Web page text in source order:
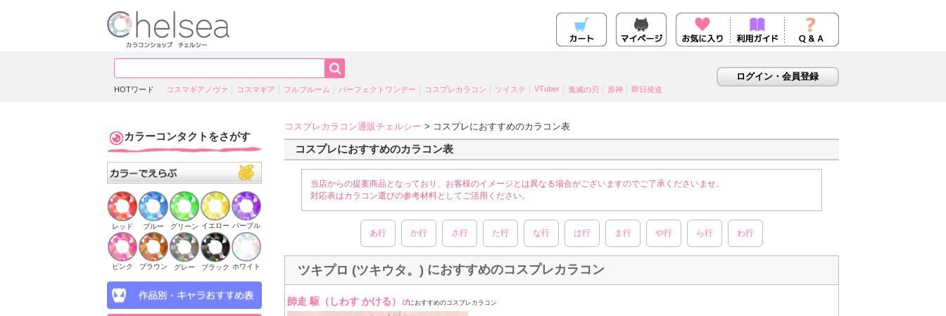
HOTワード コスマギアノヴァ コスマギア フルブルーム パーフェクトワンデー コスプレカラコン ツイステ VTuber 鬼滅の刃 原神 即日発送
カラーコンタクトをさがす
レッド ブルー グリーン イエロー パープル
ピンク ブラウン グレー ブラック ホワイト
コスプレカラコン通販チェルシー > コスプレにおすすめのカラコン表
コスプレにおすすめのカラコン表
当店からの提案商品となっており、お客様のイメージとは異なる場合がございますのでご了承くださいませ。
対応表はカラコン選びの参考材料としてご活用ください。
あ行 か行 さ行 た行 な行 は行 ま行 や行 ら行 わ行
ツキプロ (ツキウタ。) におすすめのコスプレカラコン
師走 駆（しわす かける） におすすめのコスプレカラコン